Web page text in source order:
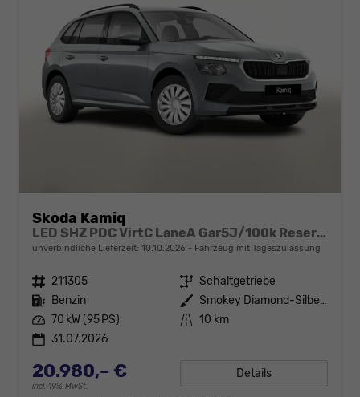
Skoda Kamiq
LED SHZ PDC VirtC LaneA Gar5J/100k Reserve
unverbindliche Lieferzeit: 10.10.2026 Fahrzeug mit Tageszulassung
Fahrzeugnr. 211305 Getriebe Schaltgetriebe
Kraftstoff Benzin Außenfarbe
Smokey Diamond-Silber Metallic
Leistung 70 kW (95 PS) Kilometerstand 10 km
31.07.2026
20.980,– €
incl. 19% MwSt.
Details